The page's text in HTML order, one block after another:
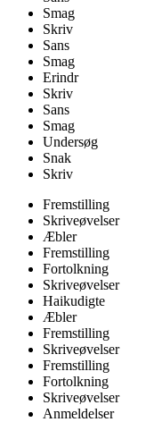
Smag
Skriv
Sans
Smag
Erindr
Skriv
Sans
Smag
Undersøg
Snak
Skriv
Fremstilling
Skriveøvelser
Æbler
Fremstilling
Fortolkning
Skriveøvelser
Haikudigte
Æbler
Fremstilling
Skriveøvelser
Fremstilling
Fortolkning
Skriveøvelser
Anmeldelser